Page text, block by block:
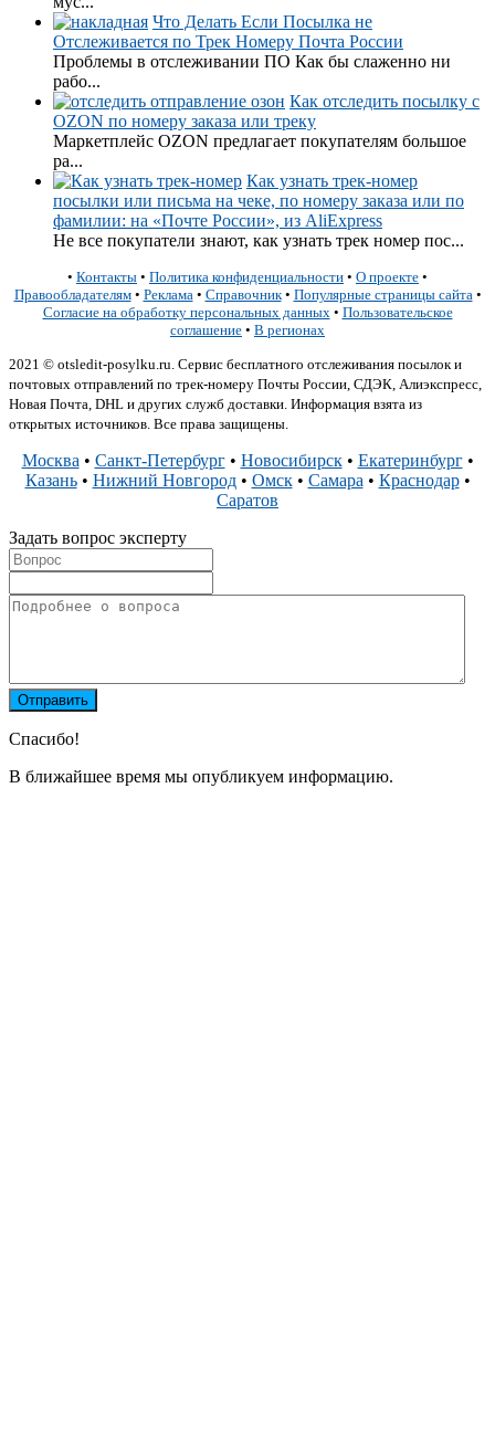
Что Делать Если Посылка не
Отслеживается по Трек Номеру Почта России
Проблемы в отслеживании ПО Как бы слаженно ни
рабо...
Как отследить посылку с
OZON по номеру заказа или треку
Маркетплейс OZON предлагает покупателям большое
ра...
Как узнать трек-номер
посылки или письма на чеке, по номеру заказа или по
фамилии: на «Почте России», из AliExpress
Не все покупатели знают, как узнать трек номер пос...
• Контакты • Политика конфиденциальности • О проекте •
Правообладателям• Реклама• Справочник• Популярные страницы сайта•
Согласие на обработку персональных данных• Пользовательское
соглашение • В регионах
2021 © otsledit-posylku.ru. Сервис бесплатного отслеживания посылок и
почтовых отправлений по трек-номеру Почты России, СДЭК, Алиэкспресс,
Новая Почта, DHL и других служб доставки. Информация взята из
открытых источников. Все права защищены.
Москва • Санкт-Петербург• Новосибирск• Екатеринбург•
Казань• Нижний Новгород• Омск• Самара • Краснодар•
Саратов
Задать вопрос эксперту
Спасибо!
В ближайшее время мы опубликуем информацию.